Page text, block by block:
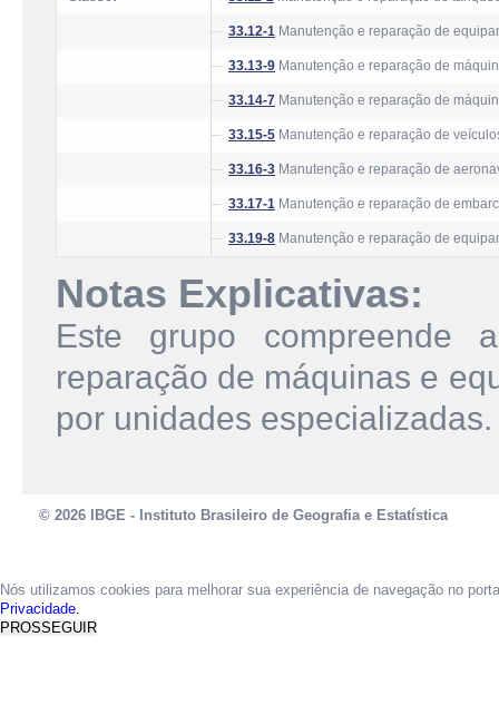
33.12-1 Manutenção e reparação de
33.13-9 Manutenção e reparação de
33.14-7 Manutenção e reparação de
33.15-5 Manutenção e reparação de
33.16-3 Manutenção e reparação de
33.17-1 Manutenção e reparação de
33.19-8 Manutenção e reparação de
Notas Explicativas:
Este grupo compreende
reparação de máquinas e
por unidades especializadas.
© 2026 IBGE - Instituto Brasileiro de Geografia e Estatística
Nós utilizamos cookies para melhorar sua experiência de navegação no
Privacidade.
PROSSEGUIR